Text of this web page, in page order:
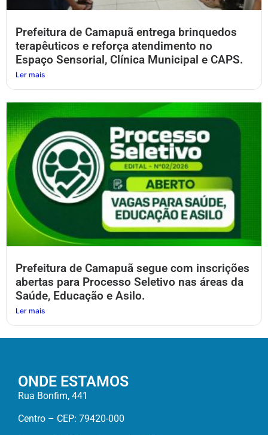
Prefeitura de Camapuã entrega brinquedos
terapêuticos e reforça atendimento no
Espaço Sensorial, Clínica Municipal e CAPS.
Ler mais
Prefeitura de Camapuã segue com inscrições
abertas para Processo Seletivo nas áreas da
Saúde, Educação e Asilo.
Ler mais
ONDE ESTAMOS
Rua Bonfim, 441
Centro – CEP: 79420-000